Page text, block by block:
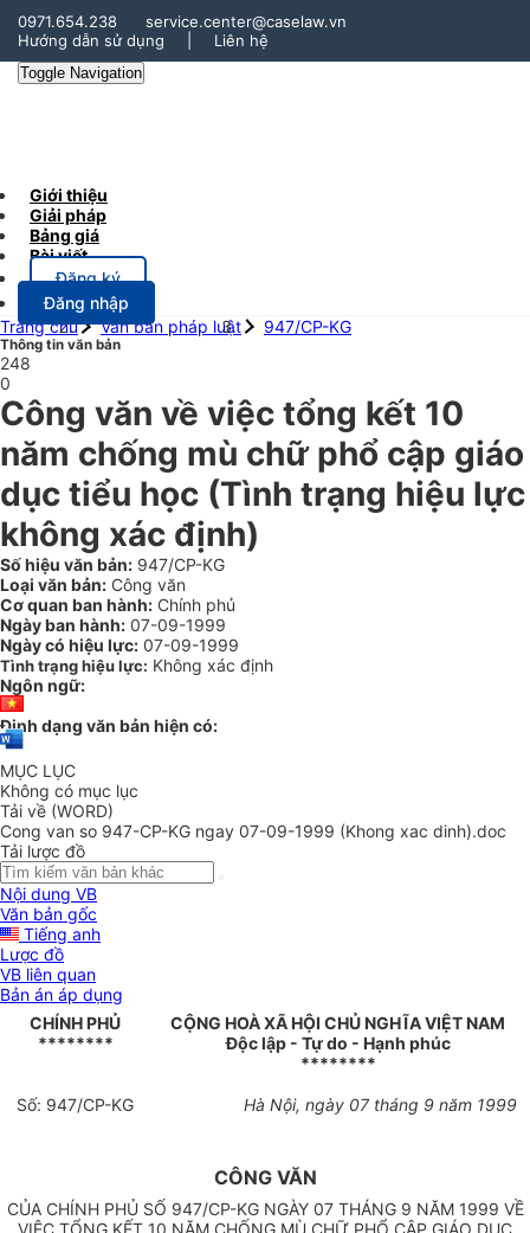
0971.654.238
service.center@caselaw.vn
Hướng dẫn sử dụng
Liên hệ
Toggle Navigation
Giới thiệu
Giải pháp
Bảng giá
Bài viết
Đăng ký
Đăng nhập
Trang chủ
Văn bản pháp luật 947/CP-KG
Thông tin văn bản
248
0
Công văn về việc tổng kết 10
năm chống mù chữ phổ cập giáo
dục tiểu học (Tình trạng hiệu lực
không xác định)
Số hiệu văn bản: 947/CP-KG
Loại văn bản: Công văn
Cơ quan ban hành: Chính phủ
Ngày ban hành: 07-09-1999
Ngày có hiệu lực: 07-09-1999
Tình trạng hiệu lực: Không xác định
Ngôn ngữ:
Định dạng văn bản hiện có:
MỤC LỤC
Không có mục lục
Tải về (WORD)
Cong van so 947-CP-KG ngay 07-09-1999 (Khong xac dinh).doc
Tải lược đồ
Nội dung VB
Văn bản gốc
Tiếng anh
Lược đồ
VB liên quan
Bản án áp dụng
CHÍNH PHỦ
********
CỘNG HOÀ XÃ HỘI CHỦ NGHĨA VIỆT NAM
Độc lập - Tự do - Hạnh phúc
********
Số: 947/CP-KG Hà Nội, ngày 07 tháng 9 năm 1999
CÔNG VĂN
CỦA CHÍNH PHỦ SỐ 947/CP-KG NGÀY 07 THÁNG 9 NĂM 1999 VỀ
VIỆC TỔNG KẾT 10 NĂM CHỐNG MÙ CHỮ PHỔ CẬP GIÁO DỤC